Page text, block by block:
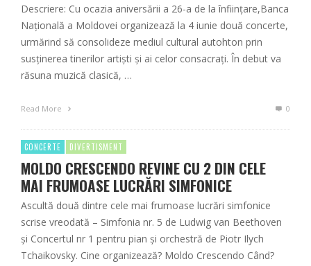
Descriere: Cu ocazia aniversării a 26-a de la înființare,Banca
Națională a Moldovei organizează la 4 iunie două concerte,
urmărind să consolideze mediul cultural autohton prin
susținerea tinerilor artiști și ai celor consacrați. În debut va
răsuna muzică clasică, …
Read More 0
CONCERTE DIVERTISMENT
MOLDO CRESCENDO REVINE CU 2 DIN CELE
MAI FRUMOASE LUCRĂRI SIMFONICE
Ascultă două dintre cele mai frumoase lucrări simfonice
scrise vreodată – Simfonia nr. 5 de Ludwig van Beethoven
și Concertul nr 1 pentru pian și orchestră de Piotr Ilych
Tchaikovsky. Cine organizează? Moldo Crescendo Când?